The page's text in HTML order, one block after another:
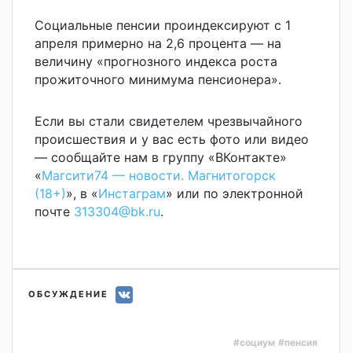
Социальные пенсии проиндексируют с 1
апреля примерно на 2,6 процента — на
величину «прогнозного индекса роста
прожиточного минимума пенсионера».
Если вы стали свидетелем чрезвычайного
происшествия и у вас есть фото или видео
— сообщайте нам в группу «ВКонтакте»
«Магсити74 — новости. Магнитогорск
(18+)», в «Инстаграм» или по электронной
почте 313304@bk.ru.
ОБСУЖДЕНИЕ
#социум #пенсия